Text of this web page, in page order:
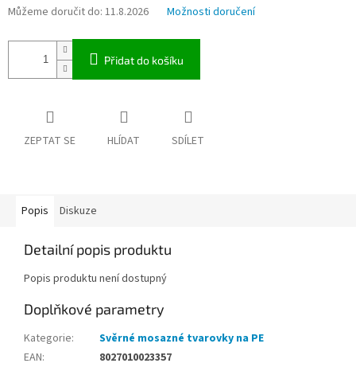
Můžeme doručit do: 11.8.2026 Možnosti doručení
Přidat do košíku
ZEPTAT SE HLÍDAT SDÍLET
Popis Diskuze
Detailní popis produktu
Popis produktu není dostupný
Doplňkové parametry
Kategorie:
Svěrné mosazné tvarovky na PE
EAN:
8027010023357